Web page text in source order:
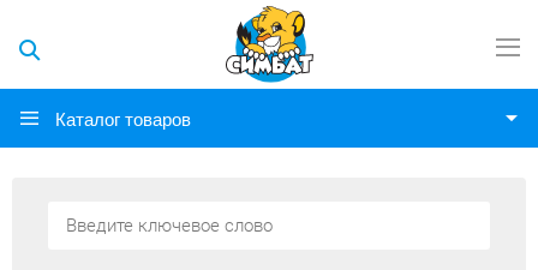
Каталог товаров